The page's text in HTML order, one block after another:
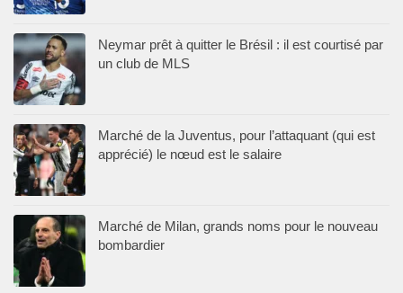
Neymar prêt à quitter le Brésil : il est courtisé par
un club de MLS
Marché de la Juventus, pour l’attaquant (qui est
apprécié) le nœud est le salaire
Marché de Milan, grands noms pour le nouveau
bombardier